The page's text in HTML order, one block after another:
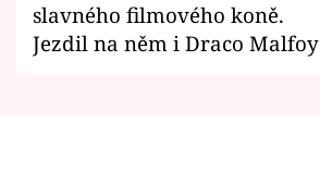
slavného filmového koně.
Jezdil na něm i Draco Malfoy